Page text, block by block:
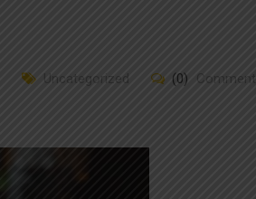
Uncategorized (0) Comment